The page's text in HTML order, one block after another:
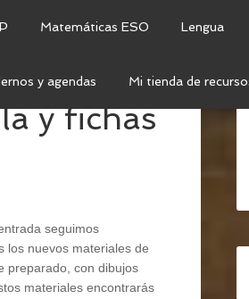
Matemáticas ESO Lengua
y agendas Mi tienda de
y fichas
seguimos
los nuevos materiales de
preparado, con dibujos
materiales encontrarás